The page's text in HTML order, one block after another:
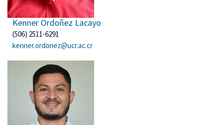
Kenner Ordoñez Lacayo
(506) 2511-6291
kenner.ordonez@ucr.ac.cr